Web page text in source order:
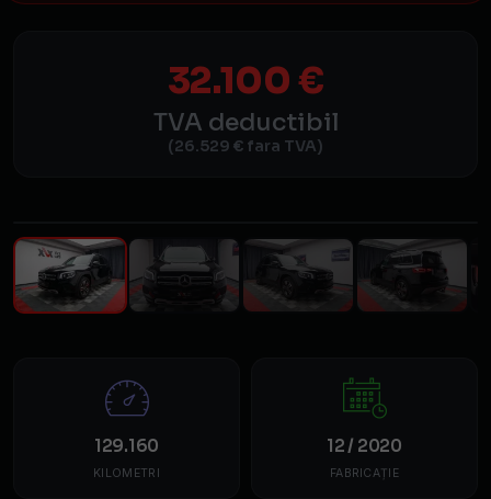
32.100 €
TVA deductibil
(26.529 € fara TVA)
129.160
KILOMETRI
12 / 2020
FABRICAȚIE